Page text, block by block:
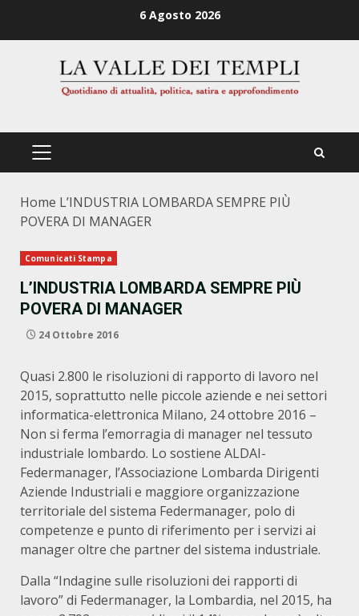
6 Agosto 2026
PRIMÄRES
Home L’INDUSTRIA LOMBARDA SEMPRE PIÙ
POVERA DI MANAGER
Comunicati Stampa
L’INDUSTRIA LOMBARDA SEMPRE PIÙ
POVERA DI MANAGER
24 Ottobre 2016
Quasi 2.800 le risoluzioni di rapporto di lavoro nel
2015, soprattutto nelle piccole aziende e nei settori
informatica-elettronica Milano, 24 ottobre 2016 –
Non si ferma l’emorragia di manager nel tessuto
industriale lombardo. Lo sostiene ALDAI-
Federmanager, l’Associazione Lombarda Dirigenti
Aziende Industriali e maggiore organizzazione
territoriale del sistema Federmanager, polo di
competenze e punto di riferimento per i servizi ai
manager oltre che partner del sistema industriale.
Dalla “Indagine sulle risoluzioni dei rapporti di
lavoro” di Federmanager, la Lombardia, nel 2015, ha